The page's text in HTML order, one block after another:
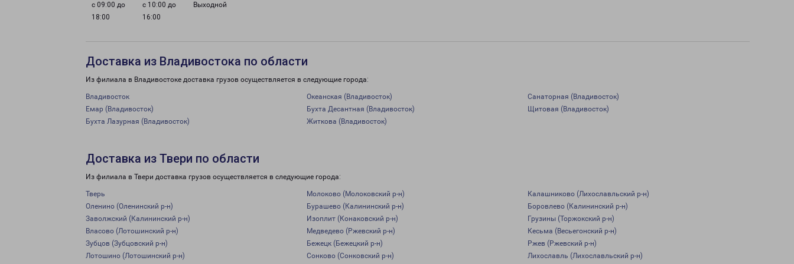
с 09:00 до
18:00
с 10:00 до
16:00
Выходной
Доставка из Владивостока по области
Из филиала в Владивостоке доставка грузов осуществляется в следующие города:
Владивосток Океанская (Владивосток)
Санаторная (Владивосток)
Емар (Владивосток)
Бухта Десантная (Владивосток)
Щитовая (Владивосток)
Бухта Лазурная (Владивосток)
Житкова (Владивосток)
Доставка из Твери по области
Из филиала в Твери доставка грузов осуществляется в следующие города:
Тверь Молоково (Молоковский р-н)
Калашниково (Лихославльский р-н)
Оленино (Оленинский р-н)
Бурашево (Калининский р-н)
Боровлево (Калининский р-н)
Заволжский (Калининский р-н)
Изоплит (Конаковский р-н)
Грузины (Торжокский р-н)
Власово (Лотошинский р-н)
Медведево (Ржевский р-н)
Кесьма (Весьегонский р-н)
Зубцов (Зубцовский р-н)
Бежецк (Бежецкий р-н)
Ржев (Ржевский р-н)
Лотошино (Лотошинский р-н)
Сонково (Сонковский р-н) Лихославль (Лихославльский р-н)